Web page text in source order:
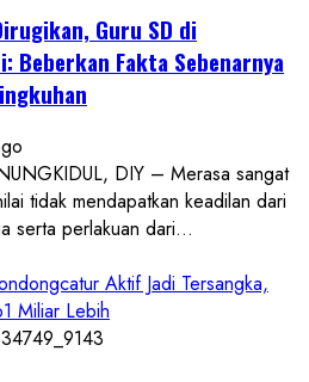
Guru SD di
Beberkan Fakta Sebenarnya
DIY – Merasa sangat
tidak mendapatkan keadilan dari
serta perlakuan dari...
Aktif Jadi Tersangka,
Miliar Lebih